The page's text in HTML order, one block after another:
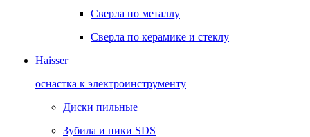
Сверла по металлу
Сверла по керамике и стеклу
Haisser
оснастка к электроинструменту
Диски пильные
Зубила и пики SDS